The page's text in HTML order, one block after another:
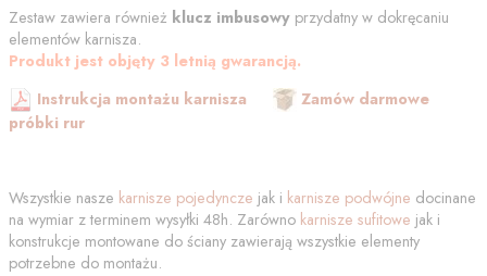
Zestaw zawiera również klucz imbusowy przydatny w dokręcaniu
elementów karnisza.
Produkt jest objęty 3 letnią gwarancją.
Instrukcja montażu karnisza
Zamów darmowe
próbki rur
Wszystkie nasze karnisze pojedyncze jak i karnisze podwójne docinane
na wymiar z terminem wysyłki 48h. Zarówno karnisze sufitowe jak i
konstrukcje montowane do ściany zawierają wszystkie elementy
potrzebne do montażu.